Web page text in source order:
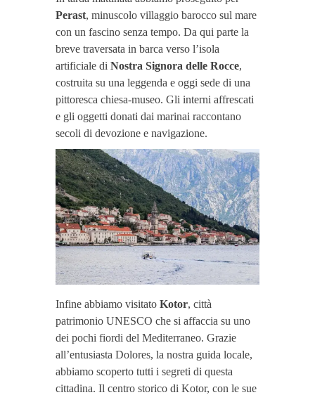
Perast, minuscolo villaggio barocco sul mare
con un fascino senza tempo. Da qui parte la
breve traversata in barca verso l’isola
artificiale di Nostra Signora delle Rocce,
costruita su una leggenda e oggi sede di una
pittoresca chiesa-museo. Gli interni affrescati
e gli oggetti donati dai marinai raccontano
secoli di devozione e navigazione.
Infine abbiamo visitato Kotor, città
patrimonio UNESCO che si affaccia su uno
dei pochi fiordi del Mediterraneo. Grazie
all’entusiasta Dolores, la nostra guida locale,
abbiamo scoperto tutti i segreti di questa
cittadina. Il centro storico di Kotor, con le sue